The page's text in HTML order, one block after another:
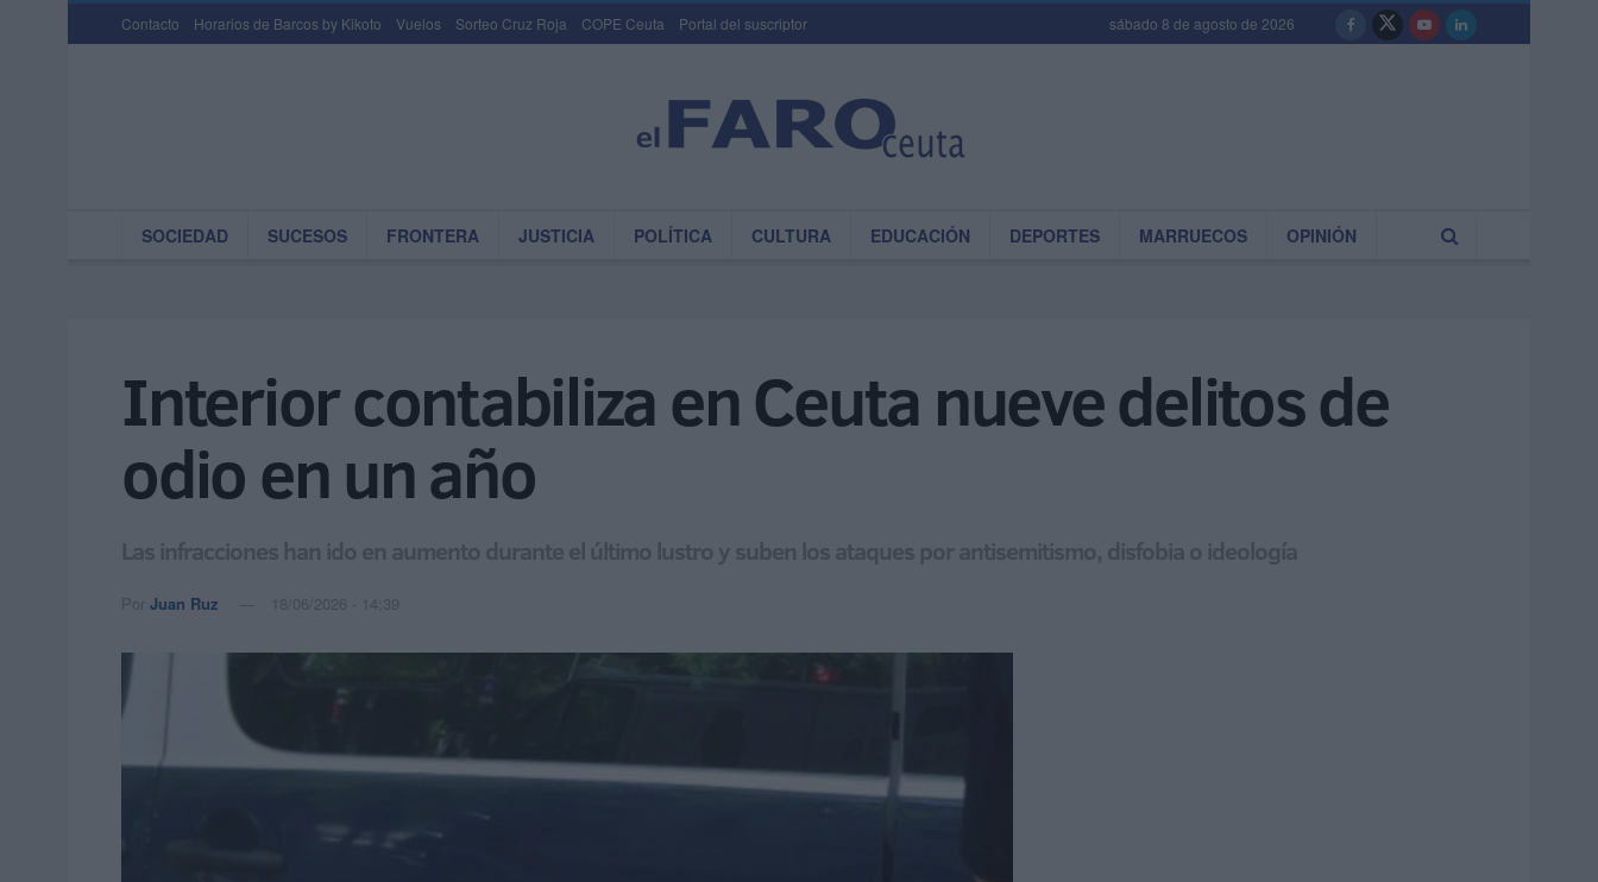
Contacto Horarios de Barcos by Kikoto Vuelos Sorteo Cruz Roja COPE Ceuta Portal del suscriptor sábado 8 de agosto de 2026
SOCIEDAD SUCESOS FRONTERA JUSTICIA POLÍTICA CULTURA EDUCACIÓN DEPORTES MARRUECOS OPINIÓN
Interior contabiliza en Ceuta nueve delitos de
odio en un año
Las infracciones han ido en aumento durante el último lustro y suben los ataques por antisemitismo, disfobia o ideología
Por Juan Ruz 18/06/2026 - 14:39